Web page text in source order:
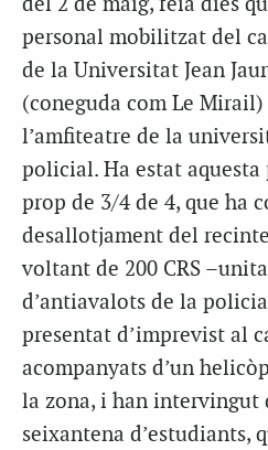
del 2 de maig, feia dies
personal mobilitzat del
de la Universitat Jean
(coneguda com Le
l’amfiteatre de la
policial. Ha estat aquesta
prop de 3/4 de 4, que ha
desallotjament del
voltant de 200 CRS
d’antiavalots de la
presentat d’imprevist al
acompanyats d’un
la zona, i han intervingut
seixantena d’estudiants,